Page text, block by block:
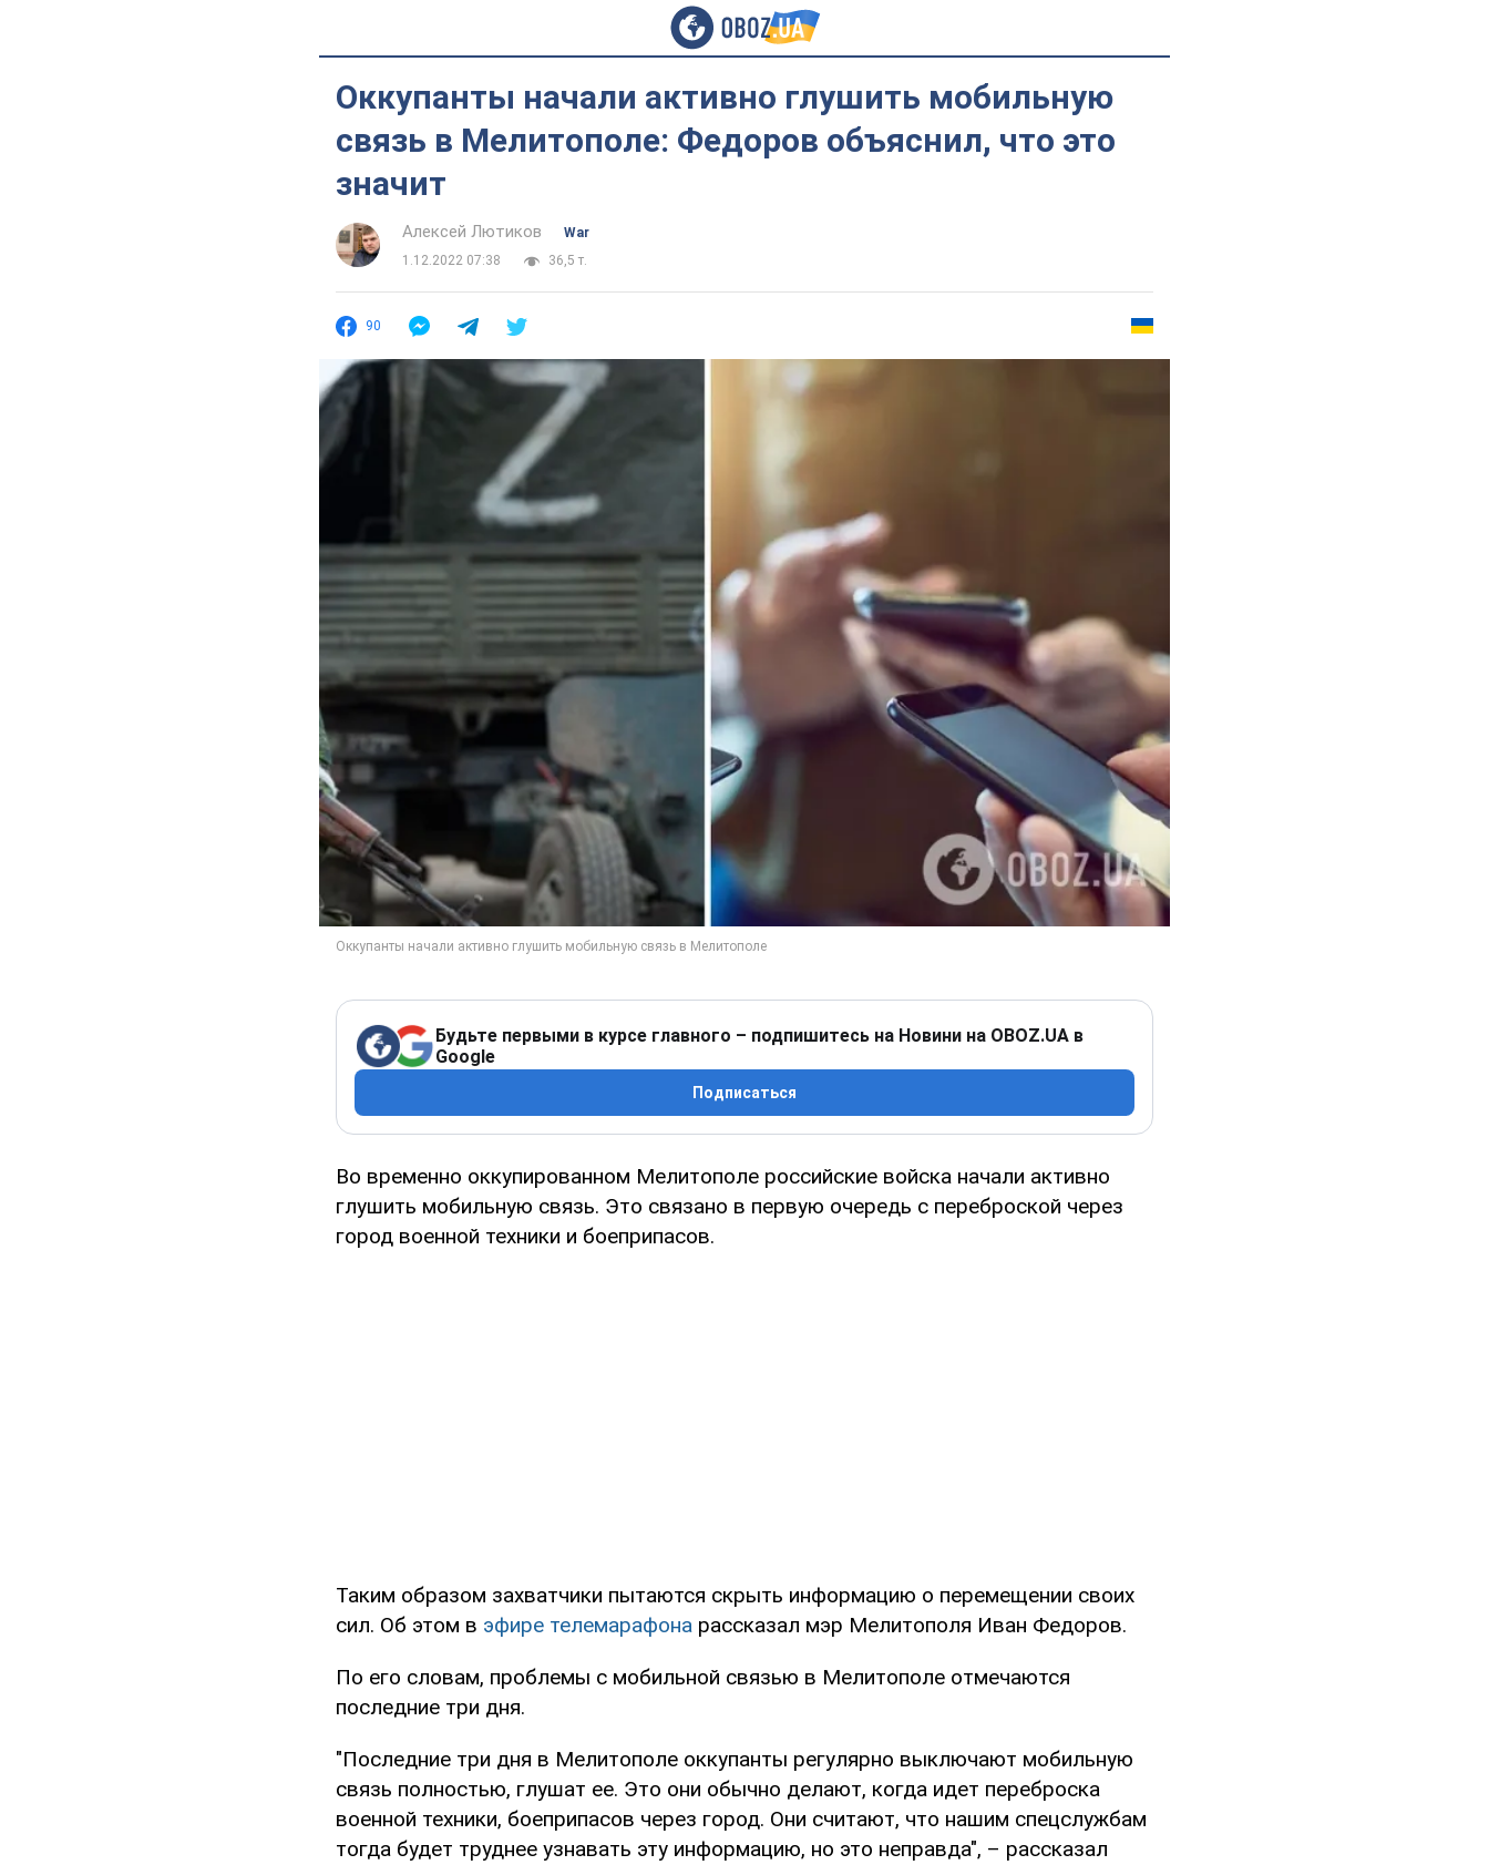
Оккупанты начали активно глушить мобильную
связь в Мелитополе: Федоров объяснил, что это
значит
Алексей Лютиков
War
1.12.2022 07:38
36,5 т.
90
Будьте первыми в курсе главного – подпишитесь на Новини на OBOZ.UA в
Google
Подписаться
Во временно оккупированном Мелитополе российские войска начали активно
глушить мобильную связь. Это связано в первую очередь с переброской через
город военной техники и боеприпасов.
Таким образом захватчики пытаются скрыть информацию о перемещении своих
сил. Об этом в эфире телемарафона рассказал мэр Мелитополя Иван Федоров.
По его словам, проблемы с мобильной связью в Мелитополе отмечаются
последние три дня.
"Последние три дня в Мелитополе оккупанты регулярно выключают мобильную
связь полностью, глушат ее. Это они обычно делают, когда идет переброска
военной техники, боеприпасов через город. Они считают, что нашим спецслужбам
тогда будет труднее узнавать эту информацию, но это неправда", – рассказал